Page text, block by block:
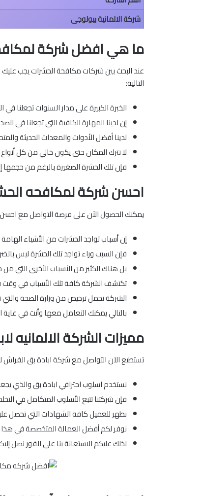
شركة الالمانية بيولوجى
ما هي افضل شركة
عند البحث بين شركات مكافحة الحشرات يجب عليك
التالية:
الخبرة الكبيرة على مدار السنوات تجعلنا
إن لدينا المهارة الكافية التي تجعلنا في
لدينا أفضل الأدوات والمعدات الحديثة
لا نترك المكان حتى يكون خالي من كل
فإن تلك الحشرة الصغيرة بالرغم من حجمها
احسن شركة لمكافحه
يمكنك الحصول الآن على فرصة التواصل مع
إن أسباب تواجد الحشرات من الأشياء
فإن السبب وراء تواجد تلك الحشرة ليس
بل هناك الكثير من الأسباب الأخرى التي
تكتشف الشركة كافة تلك الأسباب في وقت
الشركة تحمل ترخيص من وزارة الصحة
بالتالي يمكنك التعامل معها وأنت في غاية
مميزات الشركة الالمانيه
تستطيع الآن التواصل مع شركة ابادة بق الفراش
نستخدم اسلوب احترافي ابادة بق والذي
فإن شركتنا تتبع الأسلوب المتكامل في
نظهر للعميل كافة الشهادات التي تحصل
نوفر لكم أفضل العمالة المتخصصة في هذا
لذلك عليكم الاستعانة بنا على الفور نصل